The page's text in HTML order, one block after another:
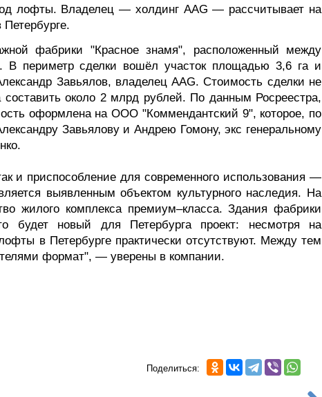
лофты. Владелец — холдинг AAG — рассчитывает на
Петербурге.
фабрики "Красное знамя", расположенный между
В периметр сделки вошёл участок площадью 3,6 га и
Завьялов, владелец AAG. Стоимость сделки не
около 2 млрд рублей. По данным Росреестра,
оформлена на ООО "Коммендантский 9", которое, по
Завьялову и Андрею Гомону, экс генеральному
и приспособление для современного использования —
выявленным объектом культурного наследия. На
жилого комплекса премиум–класса. Здания фабрики
будет новый для Петербурга проект: несмотря на
в Петербурге практически отсутствуют. Между тем
формат", — уверены в компании.
Поделиться: